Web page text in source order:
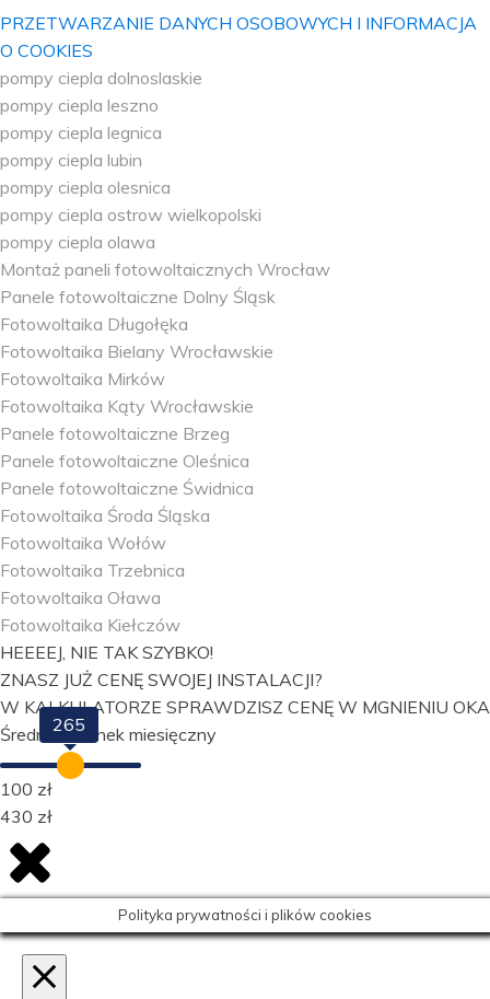
PRZETWARZANIE DANYCH OSOBOWYCH I INFORMACJA
O COOKIES
pompy ciepla dolnoslaskie
pompy ciepla leszno
pompy ciepla legnica
pompy ciepla lubin
pompy ciepla olesnica
pompy ciepla ostrow wielkopolski
pompy ciepla olawa
Montaż paneli fotowoltaicznych Wrocław
Panele fotowoltaiczne Dolny Śląsk
Fotowoltaika Długołęka
Fotowoltaika Bielany Wrocławskie
Fotowoltaika Mirków
Fotowoltaika Kąty Wrocławskie
Panele fotowoltaiczne Brzeg
Panele fotowoltaiczne Oleśnica
Panele fotowoltaiczne Świdnica
Fotowoltaika Środa Śląska
Fotowoltaika Wołów
Fotowoltaika Trzebnica
Fotowoltaika Oława
Fotowoltaika Kiełczów
HEEEEJ, NIE TAK SZYBKO!
ZNASZ JUŻ CENĘ SWOJEJ INSTALACJI?
W KALKULATORZE SPRAWDZISZ CENĘ W MGNIENIU OKA
Średni rachunek miesięczny
265
100 zł
430 zł
Polityka prywatności i plików cookies